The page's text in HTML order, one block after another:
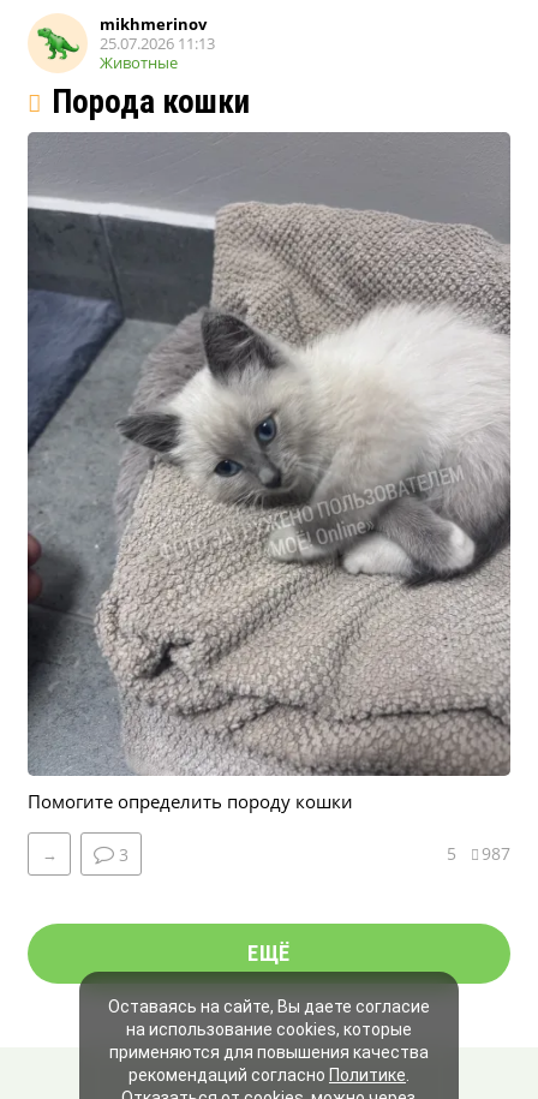
mikhmerinov
25.07.2026 11:13
Животные
Порода кошки
Помогите определить породу кошки
→ 3 5 987
ЕЩЁ
Оставаясь на сайте, Вы даете согласие
на использование cookies, которые
применяются для повышения качества
рекомендаций согласно Политике